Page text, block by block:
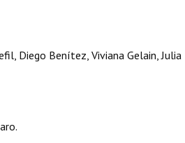
Diego Benítez, Viviana Gelain,